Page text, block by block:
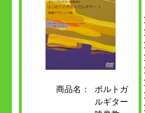
商品名：
ポルトガ
ルギター